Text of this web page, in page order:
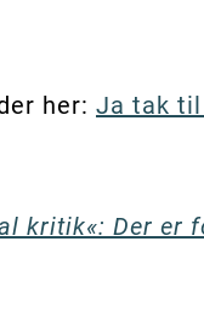
her: Ja tak
kritik«: Der er